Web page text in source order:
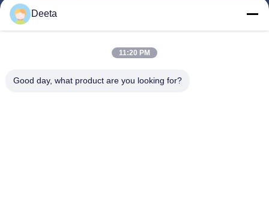
Aperçu
Produits
Visite D'usine
Deeta
11:20 PM
Good day, what product are you looking for?